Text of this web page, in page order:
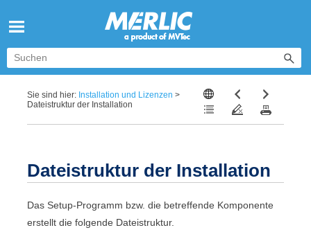
Sie sind hier: Installation und Lizenzen >
Dateistruktur der Installation
Dateistruktur der Installation
Das Setup-Programm bzw. die betreffende Komponente
erstellt die folgende Dateistruktur.